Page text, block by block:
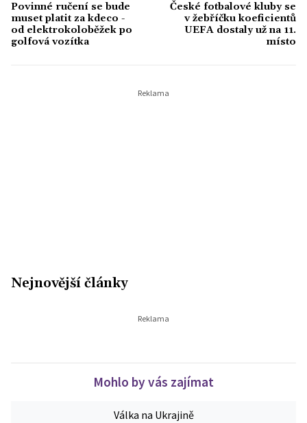
Povinné ručení se bude
muset platit za kdeco -
od elektrokoloběžek po
golfová vozítka
České fotbalové kluby se
v žebříčku koeficientů
UEFA dostaly už na 11.
místo
Nejnovější články
Mohlo by vás zajímat
Válka na Ukrajině